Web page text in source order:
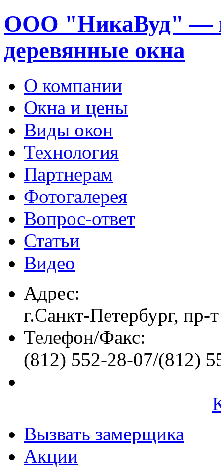
ООО "НикаВуд" —
деревянные окна
О компании
Окна и цены
Виды окон
Технология
Партнерам
Фотогалерея
Вопрос-ответ
Статьи
Видео
Адрес:
г.Санкт-Петербург, пр-
Телефон/Факс:
(812) 552-28-07/(812)
Вызвать замерщика
Акции